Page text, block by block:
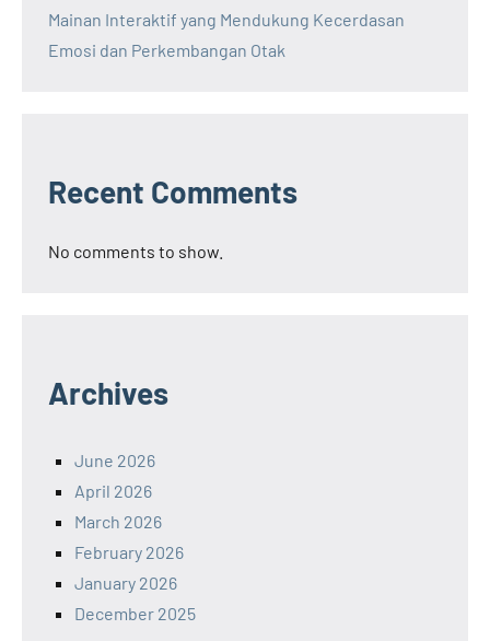
Mainan Interaktif yang Mendukung Kecerdasan
Emosi dan Perkembangan Otak
Recent Comments
No comments to show.
Archives
June 2026
April 2026
March 2026
February 2026
January 2026
December 2025